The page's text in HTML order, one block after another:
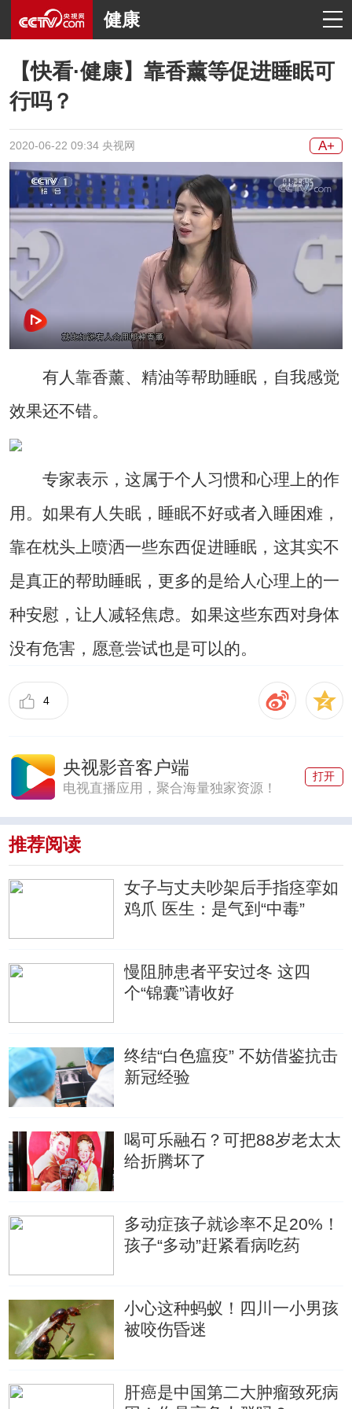
健康
【快看·健康】靠香薰等促进睡眠可
行吗？
2020-06-22 09:34 央视网 A+
有人靠香薰、精油等帮助睡眠，自我感觉
效果还不错。
专家表示，这属于个人习惯和心理上的作
用。如果有人失眠，睡眠不好或者入睡困难，
靠在枕头上喷洒一些东西促进睡眠，这其实不
是真正的帮助睡眠，更多的是给人心理上的一
种安慰，让人减轻焦虑。如果这些东西对身体
没有危害，愿意尝试也是可以的。
4
央视影音客户端
电视直播应用，聚合海量独家资源！
打开
推荐阅读
女子与丈夫吵架后手指痉挛如
鸡爪 医生：是气到“中毒”
慢阻肺患者平安过冬 这四
个“锦囊”请收好
终结“白色瘟疫” 不妨借鉴抗击
新冠经验
喝可乐融石？可把88岁老太太
给折腾坏了
多动症孩子就诊率不足20%！
孩子“多动”赶紧看病吃药
小心这种蚂蚁！四川一小男孩
被咬伤昏迷
肝癌是中国第二大肿瘤致死病